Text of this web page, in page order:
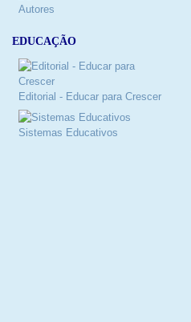
Autores
EDUCAÇÃO
Editorial - Educar para Crescer
Sistemas Educativos